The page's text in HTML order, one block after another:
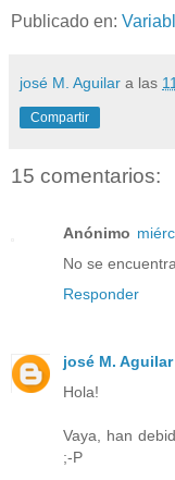
Publicado en:
josé M. Aguilar a las
Compartir
15 comentarios:
Anónimo
No se
Responder
josé M. Aguilar
Hola!
Vaya, han
;-P